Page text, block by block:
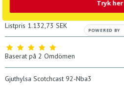
625,00 SEK
Listpris 1.132,73 SEK
Baserat på 2 Omdömen
Gjuthylsa Scotchcast 92-Nba3
Tryk her
POWERED BY